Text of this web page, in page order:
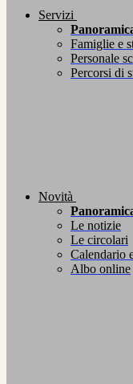
Servizi
Famiglie e
Personale
Percorsi di
Novità
Le notizie
Le circolari
Calendario
Albo online